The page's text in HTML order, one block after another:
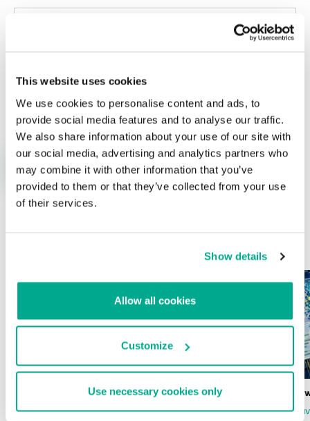
This website uses cookies
We use cookies to personalise content and ads, to
provide social media features and to analyse our traffic.
We also share information about your use of our site with
our social media, advertising and analytics partners who
may combine it with other information that you’ve
provided to them or that they’ve collected from your use
of their services.
Show details
Allow all cookies
Customize
Use necessary cookies only
ÚLTIMAS PUBLICACIONES
Wardriving en México: preparativos para
Estado del
FABIO ASSOLINI MARC